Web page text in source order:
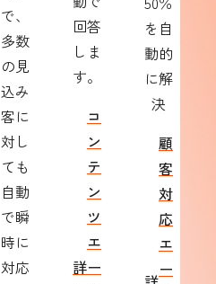
で、
多数
の見
込み
客に
対し
ても
自動
で瞬
時に
対応
回答
しま
す。
詳
コ
ン
テ
ン
ツ
エ
ー
を自
動的
に解
決
顧
客
対
応
エ
ー